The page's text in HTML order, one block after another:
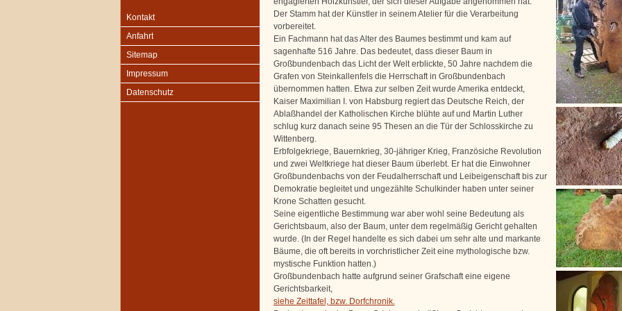
Kontakt
Anfahrt
Sitemap
Impressum
Datenschutz
Der Stamm hat der Künstler in seinem Atelier für die Verarbeitung
vorbereitet.
Ein Fachmann hat das Alter des Baumes bestimmt und kam auf
sagenhafte 516 Jahre. Das bedeutet, dass dieser Baum in
Großbundenbach das Licht der Welt erblickte, 50 Jahre nachdem die
Grafen von Steinkallenfels die Herrschaft in Großbundenbach
übernommen hatten. Etwa zur selben Zeit wurde Amerika entdeckt,
Kaiser Maximilian I. von Habsburg regiert das Deutsche Reich, der
Ablaßhandel der Katholischen Kirche blühte auf und Martin Luther
schlug kurz danach seine 95 Thesen an die Tür der Schlosskirche zu
Wittenberg.
Erbfolgekriege, Bauernkrieg, 30-jähriger Krieg, Französiche Revolution
und zwei Weltkriege hat dieser Baum überlebt. Er hat die Einwohner
Großbundenbachs von der Feudalherrschaft und Leibeigenschaft bis zur
Demokratie begleitet und ungezählte Schulkinder haben unter seiner
Krone Schatten gesucht.
Seine eigentliche Bestimmung war aber wohl seine Bedeutung als
Gerichtsbaum, also der Baum, unter dem regelmäßig Gericht gehalten
wurde. (In der Regel handelte es sich dabei um sehr alte und markante
Bäume, die oft bereits in vorchristlicher Zeit eine mythologische bzw.
mystische Funktion hatten.)
Großbundenbach hatte aufgrund seiner Grafschaft eine eigene
Gerichtsbarkeit,
siehe Zeittafel, bzw. Dorfchronik.